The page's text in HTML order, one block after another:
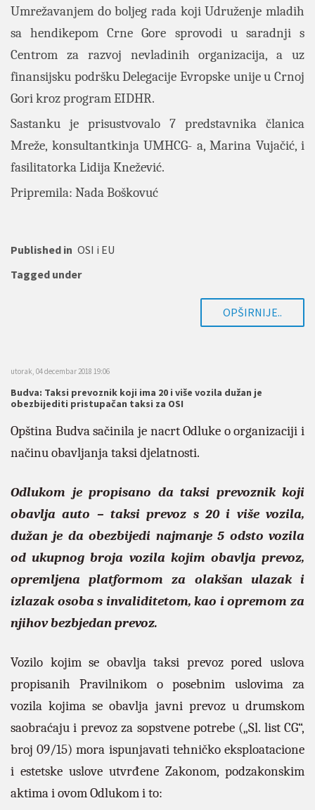
Umrežavanjem do boljeg rada koji Udruženje mladih
sa hendikepom Crne Gore sprovodi u saradnji s
Centrom za razvoj nevladinih organizacija, a uz
finansijsku podršku Delegacije Evropske unije u Crnoj
Gori kroz program EIDHR.
Sastanku je prisustvovalo 7 predstavnika članica
Mreže, konsultantkinja UMHCG- a, Marina Vujačić, i
fasilitatorka Lidija Knežević.
Pripremila: Nada Boškovuć
Published in OSI i EU
Tagged under
OPŠIRNIJE..
utorak, 04 decembar 2018 19:06
Budva: Taksi prevoznik koji ima 20 i više vozila dužan je
obezbijediti pristupačan taksi za OSI
Opština Budva sačinila je nacrt Odluke o organizaciji i
načinu obavljanja taksi djelatnosti.
Odlukom je propisano da taksi prevoznik koji
obavlja auto – taksi prevoz s 20 i više vozila,
dužan je da obezbijedi najmanje 5 odsto vozila
od ukupnog broja vozila kojim obavlja prevoz,
opremljena platformom za olakšan ulazak i
izlazak osoba s invaliditetom, kao i opremom za
njihov bezbjedan prevoz.
Vozilo kojim se obavlja taksi prevoz pored uslova
propisanih Pravilnikom o posebnim uslovima za
vozila kojima se obavlja javni prevoz u drumskom
saobraćaju i prevoz za sopstvene potrebe („Sl. list CG“,
broj 09/15) mora ispunjavati tehničko eksploatacione
i estetske uslove utvrđene Zakonom, podzakonskim
aktima i ovom Odlukom i to: